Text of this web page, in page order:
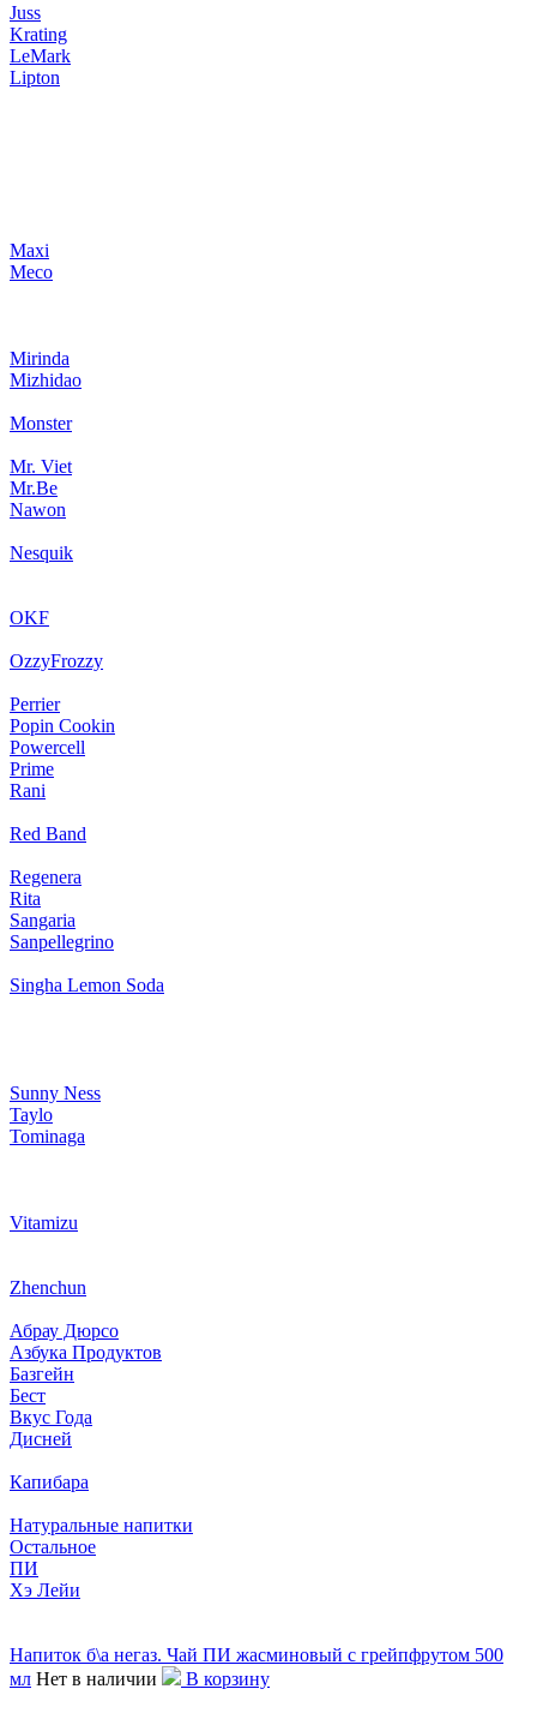
Juss
Krating
LeMark
Lipton
Maxi
Meco
Mirinda
Mizhidao
Monster
Mr. Viet
Mr.Be
Nawon
Nesquik
OKF
OzzyFrozzy
Perrier
Popin Cookin
Powercell
Prime
Rani
Red Band
Regenera
Rita
Sangaria
Sanpellegrino
Singha Lemon Soda
Sunny Ness
Taylo
Tominaga
Vitamizu
Zhenchun
Абрау Дюрсо
Азбука Продуктов
Базгейн
Бест
Вкус Года
Дисней
Капибара
Натуральные напитки
Остальное
ПИ
Хэ Лейи
Напиток б\а негаз. Чай ПИ жасминовый с грейпфрутом 500
мл Нет в наличии В корзину